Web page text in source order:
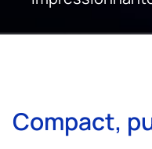
Compact,